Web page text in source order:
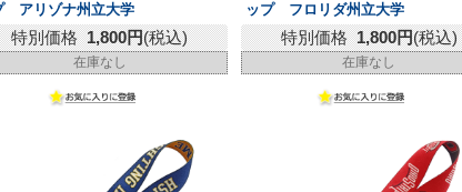
アリゾナ州立大学
特別価格 1,800円(税込)
在庫なし
ップ フロリダ州立大学
特別価格 1,800円(税込)
在庫なし